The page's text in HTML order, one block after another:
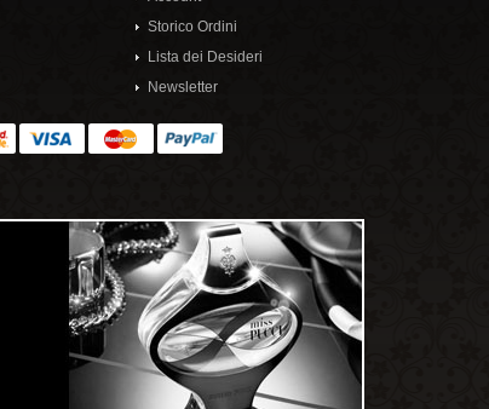
Storico Ordini
Lista dei Desideri
Newsletter